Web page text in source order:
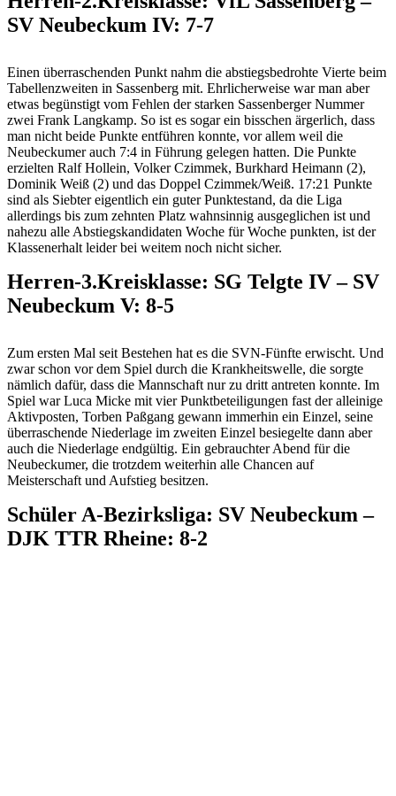
SV Neubeckum IV: 7-7
Einen überraschenden Punkt nahm die abstiegsbedrohte Vierte beim
Tabellenzweiten in Sassenberg mit. Ehrlicherweise war man aber
etwas begünstigt vom Fehlen der starken Sassenberger Nummer
zwei Frank Langkamp. So ist es sogar ein bisschen ärgerlich, dass
man nicht beide Punkte entführen konnte, vor allem weil die
Neubeckumer auch 7:4 in Führung gelegen hatten. Die Punkte
erzielten Ralf Hollein, Volker Czimmek, Burkhard Heimann (2),
Dominik Weiß (2) und das Doppel Czimmek/Weiß. 17:21 Punkte
sind als Siebter eigentlich ein guter Punktestand, da die Liga
allerdings bis zum zehnten Platz wahnsinnig ausgeglichen ist und
nahezu alle Abstiegskandidaten Woche für Woche punkten, ist der
Klassenerhalt leider bei weitem noch nicht sicher.
Herren-3.Kreisklasse: SG Telgte IV – SV
Neubeckum V: 8-5
Zum ersten Mal seit Bestehen hat es die SVN-Fünfte erwischt. Und
zwar schon vor dem Spiel durch die Krankheitswelle, die sorgte
nämlich dafür, dass die Mannschaft nur zu dritt antreten konnte. Im
Spiel war Luca Micke mit vier Punktbeteiligungen fast der alleinige
Aktivposten, Torben Paßgang gewann immerhin ein Einzel, seine
überraschende Niederlage im zweiten Einzel besiegelte dann aber
auch die Niederlage endgültig. Ein gebrauchter Abend für die
Neubeckumer, die trotzdem weiterhin alle Chancen auf
Meisterschaft und Aufstieg besitzen.
Schüler A-Bezirksliga: SV Neubeckum –
DJK TTR Rheine: 8-2